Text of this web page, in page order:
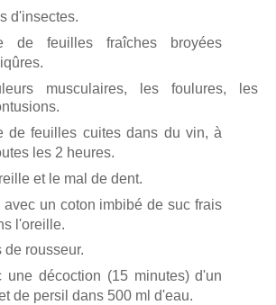
d'insectes.
de feuilles fraîches broyées
musculaires, les foulures, les
de feuilles cuites dans du vin, à
les 2 heures.
et le mal de dent.
avec un coton imbibé de suc frais
l'oreille.
de rousseur.
une décoction (15 minutes) d'un
de persil dans 500 ml d'eau.